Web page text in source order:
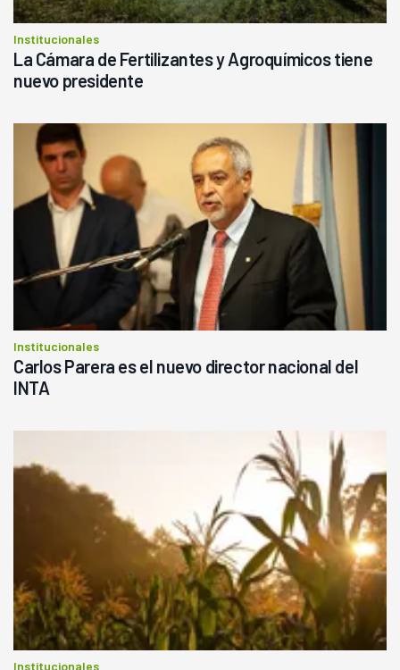
Institucionales
La Cámara de Fertilizantes y Agroquímicos tiene
nuevo presidente
Institucionales
Carlos Parera es el nuevo director nacional del
INTA
Institucionales